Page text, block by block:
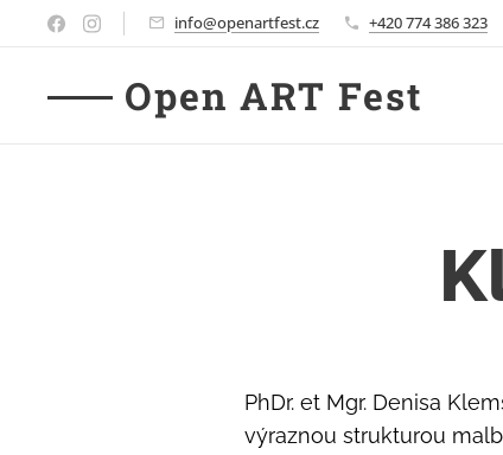
info@openartfest.cz +420 774 386 323
Open ART Fest
PhDr. et Mgr. Denisa
výraznou strukturou